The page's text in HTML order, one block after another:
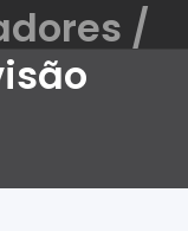
/